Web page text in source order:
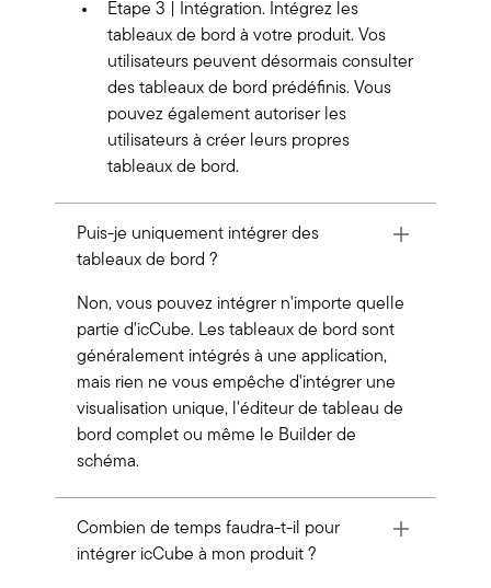
Etape 3 | Intégration. Intégrez les
tableaux de bord à votre produit. Vos
utilisateurs peuvent désormais consulter
des tableaux de bord prédéfinis. Vous
pouvez également autoriser les
utilisateurs à créer leurs propres
tableaux de bord.
Puis-je uniquement intégrer des
tableaux de bord ?
Non, vous pouvez intégrer n'importe quelle
partie d'icCube. Les tableaux de bord sont
généralement intégrés à une application,
mais rien ne vous empêche d'intégrer une
visualisation unique, l'éditeur de tableau de
bord complet ou même le Builder de
schéma.
Combien de temps faudra-t-il pour
intégrer icCube à mon produit ?